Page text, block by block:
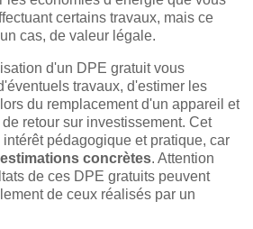
certains travaux, mais ce
cas, de valeur légale.
d'un DPE gratuit vous
travaux, d'estimer les
du remplacement d'un appareil et
retour sur investissement. Cet
pédagogique et pratique, car
estimations concrètes. Attention
de ces DPE gratuits peuvent
de ceux réalisés par un